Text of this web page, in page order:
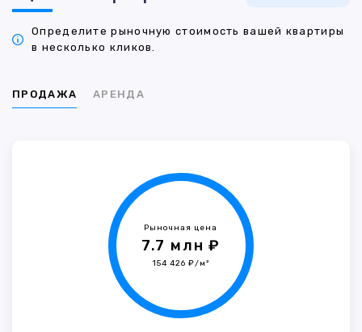
Определите рыночную стоимость вашей квартиры
в несколько кликов.
ПРОДАЖА АРЕНДА
Рыночная цена
7.7 млн ₽
154 426 ₽/м²